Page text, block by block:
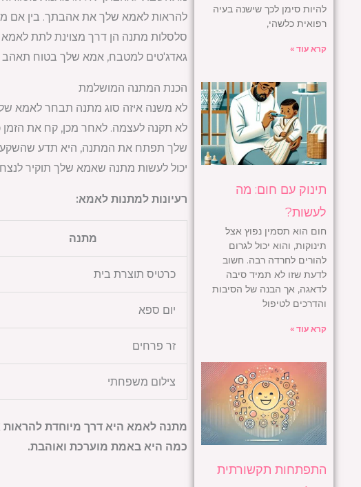
להיות סימן לכך שישנה בעיה
רפואית כלשהי,
קרא עוד »
תינוק עם חום: מה
לעשות?
חום הוא תסמין נפוץ אצל
תינוקות, והוא יכול לגרום
להורים לחרדה רבה. חשוב
לדעת שזו לא תמיד סיבה
לדאגה, אך הבנה של הסיבות
והדרכים לטיפול
קרא עוד »
התפתחות תקשורתית
להראות לאמא שלך את אהבתך. בין אם
סלסלות מתנה הן דרך מצוינת לתת
גאדג'טים למטבח, אמא שלך בטוח תאהב
הכנת המתנה המושלמת
לא משנה איזה סוג מתנה תבחר לאמא
לא תקנה לעצמה. לאחר מכן, קח את הזמן
שלך תפתח את המתנה, היא תדע
יכול לעשות מתנה שאמא שלך תוקיר
רעיונות למתנות לאמא:
מתנה
כרטיס תוצרת בית
יום ספא
זר פרחים
צילום משפחתי
מתנה לאמא היא דרך מיוחדת
כמה היא באמת מוערכת ואוהבת.